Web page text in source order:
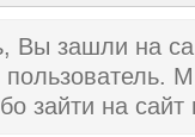
Вы зашли на
зайти на